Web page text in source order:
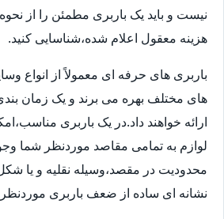
نیست و باید یک باربری مطمئن را از
هزینه معقول اعلام شده،شناسایی کنید.
باربری های حرفه ای معمولاً از انواع
های مختلف بهره می برند و یک زمان
ارائه خواهند داد.در یک باربری
لوازم به تمامی مقاصد موردنظر شما
محدودیت در مقصد،وسیله نقلیه و یا
نشانه ای ساده از ضعف باربری